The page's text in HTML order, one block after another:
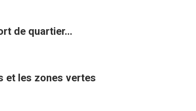
de quartier...
et les zones vertes